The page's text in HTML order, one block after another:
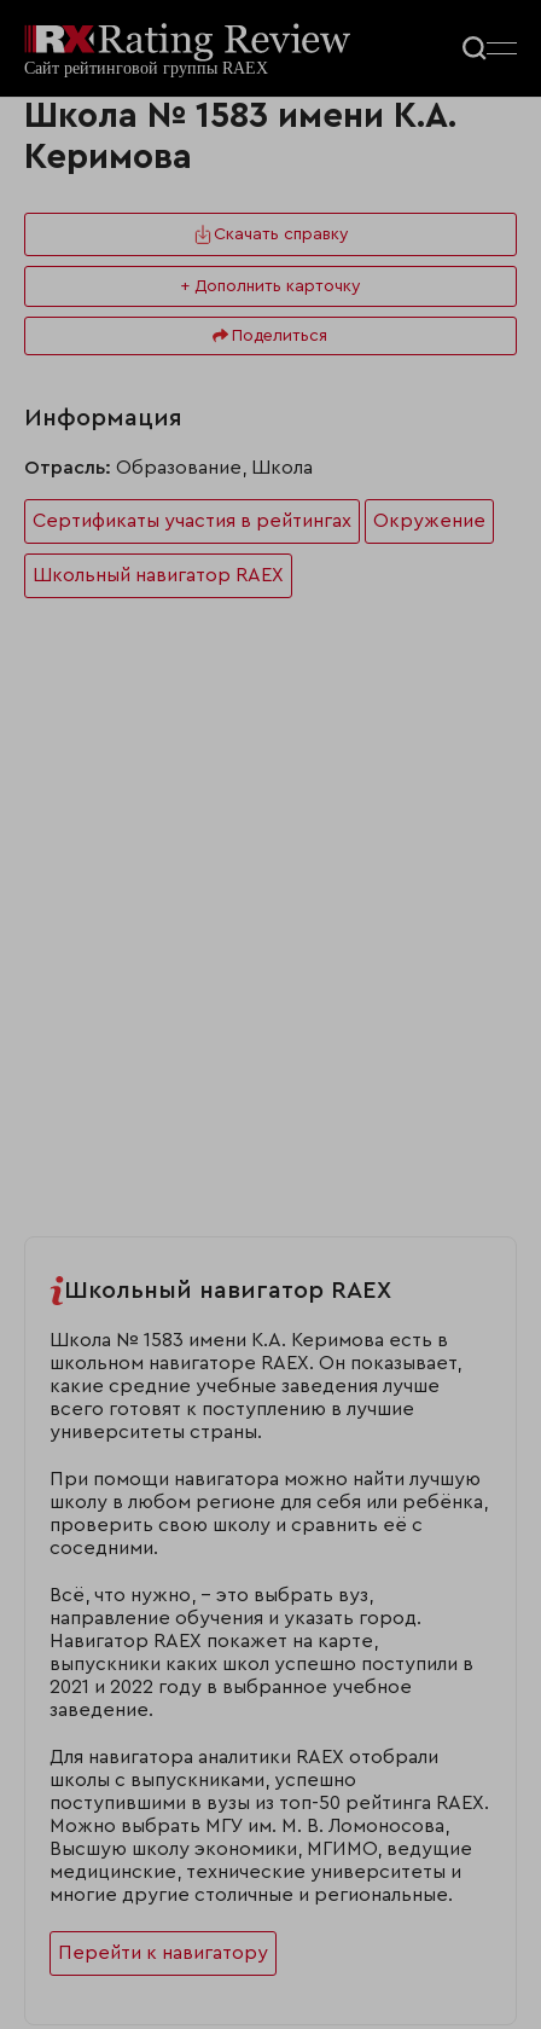
Школа № 1583 имени К.А.
Керимова
Скачать справку
+ Дополнить карточку
Поделиться
Информация
Отрасль: Образование, Школа
Сертификаты участия в рейтингах Окружение
Школьный навигатор RAEX
Школьный навигатор RAEX
Школа № 1583 имени К.А. Керимова есть в
школьном навигаторе RAEX. Он показывает,
какие средние учебные заведения лучше
всего готовят к поступлению в лучшие
университеты страны.
При помощи навигатора можно найти лучшую
школу в любом регионе для себя или ребёнка,
проверить свою школу и сравнить её с
соседними.
Всё, что нужно, – это выбрать вуз,
направление обучения и указать город.
Навигатор RAEX покажет на карте,
выпускники каких школ успешно поступили в
2021 и 2022 году в выбранное учебное
заведение.
Для навигатора аналитики RAEX отобрали
школы с выпускниками, успешно
поступившими в вузы из топ-50 рейтинга RAEX.
Можно выбрать МГУ им. М. В. Ломоносова,
Высшую школу экономики, МГИМО, ведущие
медицинские, технические университеты и
многие другие столичные и региональные.
Перейти к навигатору